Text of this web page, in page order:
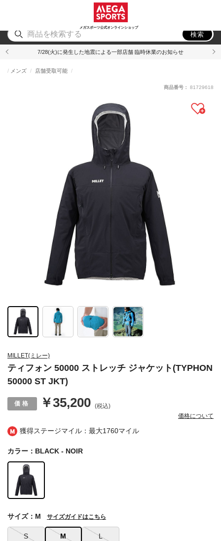
メガスポーツ公式オンラインショップ
アウトドア
検索
7/28(火)に発生した地震による一部店舗 臨時休業のお知らせ
獲得ステージマイル：最大1760マイル
MILLET(ミレー)
ティフォン 50000 ストレッチ ジャケット(TYPHON
50000 ST JKT)
メンズ 店舗受取可能
￥35,200 (税込)
価格について
商品番号： 81729618
カラー：BLACK - NOIR
S M L
サイズ：M サイズガイドはこちら